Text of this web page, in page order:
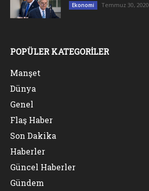
Ekonomi Temmuz 30, 2020
POPÜLER KATEGORİLER
Manşet
Dünya
Genel
Flaş Haber
Son Dakika
Haberler
Güncel Haberler
Gündem